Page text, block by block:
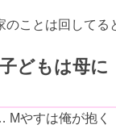
のことは回してる
どもは母に
やすは俺が抱く